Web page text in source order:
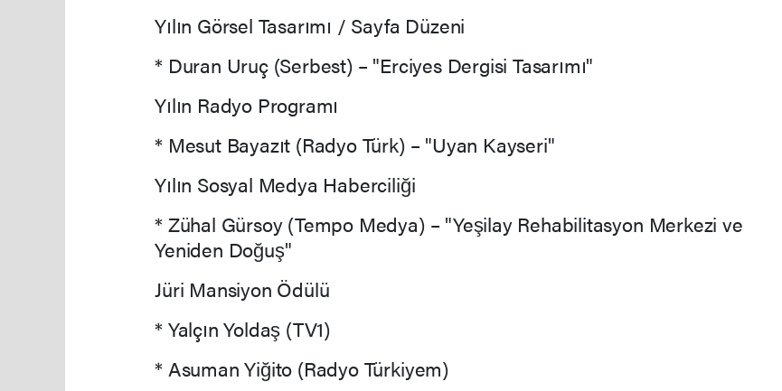
Yılın Görsel Tasarımı / Sayfa Düzeni
* Duran Uruç (Serbest) – "Erciyes Dergisi Tasarımı"
Yılın Radyo Programı
* Mesut Bayazıt (Radyo Türk) – "Uyan Kayseri"
Yılın Sosyal Medya Haberciliği
* Zühal Gürsoy (Tempo Medya) – "Yeşilay Rehabilitasyon Merkezi ve
Yeniden Doğuş"
Jüri Mansiyon Ödülü
* Yalçın Yoldaş (TV1)
* Asuman Yiğito (Radyo Türkiyem)